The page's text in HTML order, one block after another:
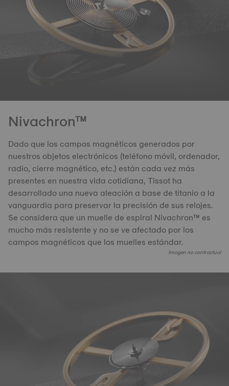
Nivachron™
Dado que los campos magnéticos generados por
nuestros objetos electrónicos (teléfono móvil, ordenador,
radio, cierre magnético, etc.) están cada vez más
presentes en nuestra vida cotidiana, Tissot ha
desarrollado una nueva aleación a base de titanio a la
vanguardia para preservar la precisión de sus relojes.
Se considera que un muelle de espiral Nivachron™ es
mucho más resistente y no se ve afectado por los
campos magnéticos que los muelles estándar.
Imagen no contractual